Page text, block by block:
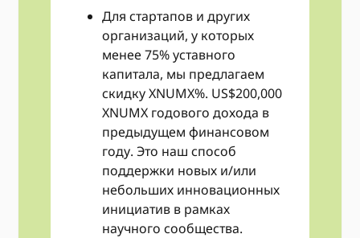
Для стартапов и других
организаций, у которых
менее 75% уставного
капитала, мы предлагаем
скидку XNUMX%. US$200,000
XNUMX годового дохода в
предыдущем финансовом
году. Это наш способ
поддержки новых и/или
небольших инновационных
инициатив в рамках
научного сообщества.